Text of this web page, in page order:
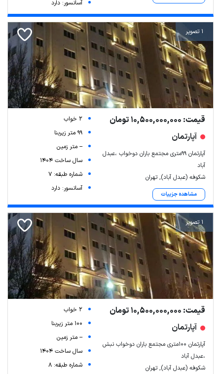
آسانسور: دارد
1 تصویر
قیمت: 10,500,000,000 تومان
آپارتمان
آپارتمان ۹۹متری مجتمع باران دوخواب ،عبدل
آباد
شکوفه (عبدل آباد), تهران
مشاهده جزییات
2 خواب
99 متر زیربنا
-- متر زمین
سال ساخت 1404
شماره طبقه: 7
آسانسور: دارد
1 تصویر
قیمت: 10,500,000,000 تومان
آپارتمان
آپارتمان ۱۰۰متری مجتمع باران دوخواب نبش
،عبدل آباد
شکوفه (عبدل آباد), تهران
2 خواب
100 متر زیربنا
-- متر زمین
سال ساخت 1404
شماره طبقه: 8